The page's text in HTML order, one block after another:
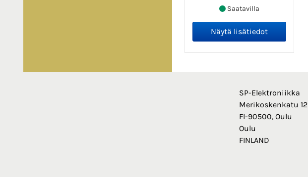
Saatavilla
SP-Elektroniikka
Merikoskenkatu 12
FI-90500, Oulu
Oulu
FINLAND